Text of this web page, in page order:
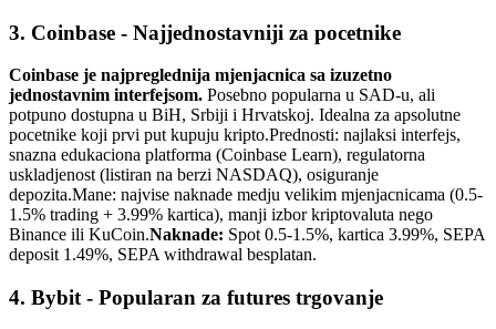
3. Coinbase - Najjednostavniji za pocetnike
Coinbase je najpreglednija mjenjacnica sa izuzetno
jednostavnim interfejsom. Posebno popularna u SAD-u, ali
potpuno dostupna u BiH, Srbiji i Hrvatskoj. Idealna za apsolutne
pocetnike koji prvi put kupuju kripto.Prednosti: najlaksi interfejs,
snazna edukaciona platforma (Coinbase Learn), regulatorna
uskladjenost (listiran na berzi NASDAQ), osiguranje
depozita.Mane: najvise naknade medju velikim mjenjacnicama (0.5-
1.5% trading + 3.99% kartica), manji izbor kriptovaluta nego
Binance ili KuCoin.Naknade: Spot 0.5-1.5%, kartica 3.99%, SEPA
deposit 1.49%, SEPA withdrawal besplatan.
4. Bybit - Popularan za futures trgovanje